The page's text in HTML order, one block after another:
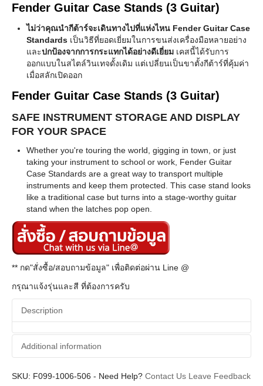
Fender Guitar Case Stands (3 Guitar)
ไม่ว่าคุณนำกีต้าร์จะเดินทางไปที่แห่งไหน Fender Guitar Case
Standards เป็นวิธีที่ยอดเยี่ยมในการขนส่งเครื่องมือหลายอย่าง
และปกป้องจากการกระแทกได้อย่างดีเยี่ยม เคสนี้ได้รับการ
ออกแบบในสไตล์วินเทจดั้งเดิม แต่เปลี่ยนเป็นขาตั้งกีต้าร์ที่คุ้มค่า
เมื่อสลักเปิดออก
Fender Guitar Case Stands (3 Guitar)
SAFE INSTRUMENT STORAGE AND DISPLAY
FOR YOUR SPACE
Whether you're touring the world, gigging in town, or just
taking your instrument to school or work, Fender Guitar
Case Standards are a great way to transport multiple
instruments and keep them protected. This case stand looks
like a traditional case but turns into a stage-worthy guitar
stand when the latches pop open.
** กด"สั่งซื้อ/สอบถามข้อมูล" เพื่อติดต่อผ่าน Line @
กรุณาแจ้งรุ่นและสี ที่ต้องการครับ
Description
Additional information
Additional information
SKU: F099-1006-506 - Need Help? Contact Us Leave Feedback